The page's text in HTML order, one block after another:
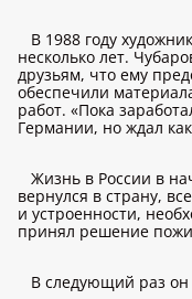
В 1988 году
несколько лет.
друзьям, что ему
обеспечили
работ. «Пока
Германии, но ждал
Жизнь в России в
вернулся в страну,
и устроенности,
принял решение
В следующий раз